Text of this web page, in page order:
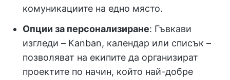
комуникациите на едно място.
Опции за персонализиране: Гъвкави
изгледи – Kanban, календар или списък –
позволяват на екипите да организират
проектите по начин, който най-добре